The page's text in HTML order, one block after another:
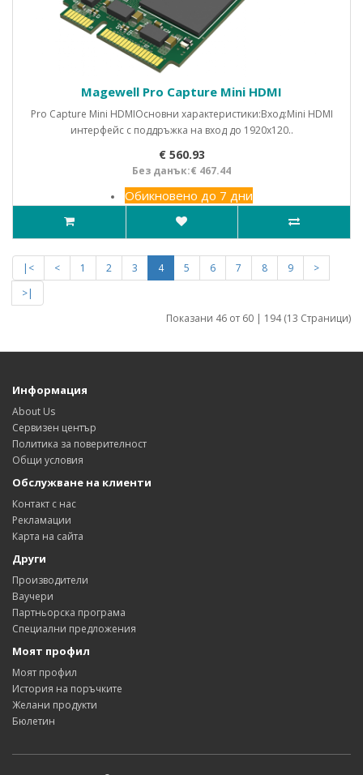
Magewell Pro Capture Mini HDMI
Pro Capture Mini HDMIОсновни характеристики:Вход:Mini HDMI
интерфейс с поддръжка на вход до 1920x120..
€ 560.93
Без данък:€ 467.44
Обикновено до 7 дни
|< < 1 2 3 4 5 6 7 8 9
>
>|
Показани 46 от 60 | 194 (13 Страници)
Информация
About Us
Сервизен център
Политика за поверителност
Общи условия
Обслужване на клиенти
Контакт с нас
Рекламации
Карта на сайта
Други
Производители
Ваучери
Партньорска програма
Специални предложения
Моят профил
Моят профил
История на поръчките
Желани продукти
Бюлетин